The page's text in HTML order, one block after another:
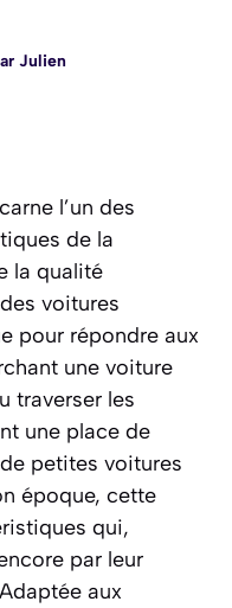
Julien
l’un des
de la
la qualité
voitures
pour répondre aux
une voiture
traverser les
une place de
petites voitures
époque, cette
qui,
par leur
aux